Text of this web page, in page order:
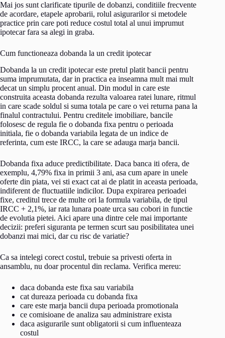
Mai jos sunt clarificate tipurile de dobanzi, conditiile frecvente
de acordare, etapele aprobarii, rolul asigurarilor si metodele
practice prin care poti reduce costul total al unui imprumut
ipotecar fara sa alegi in graba.
Cum functioneaza dobanda la un credit ipotecar
Dobanda la un credit ipotecar este pretul platit bancii pentru
suma imprumutata, dar in practica ea inseamna mult mai mult
decat un simplu procent anual. Din modul in care este
construita aceasta dobanda rezulta valoarea ratei lunare, ritmul
in care scade soldul si suma totala pe care o vei returna pana la
finalul contractului. Pentru creditele imobiliare, bancile
folosesc de regula fie o dobanda fixa pentru o perioada
initiala, fie o dobanda variabila legata de un indice de
referinta, cum este IRCC, la care se adauga marja bancii.
Dobanda fixa aduce predictibilitate. Daca banca iti ofera, de
exemplu, 4,79% fixa in primii 3 ani, asa cum apare in unele
oferte din piata, vei sti exact cat ai de platit in aceasta perioada,
indiferent de fluctuatiile indicilor. Dupa expirarea perioadei
fixe, creditul trece de multe ori la formula variabila, de tipul
IRCC + 2,1%, iar rata lunara poate urca sau cobori in functie
de evolutia pietei. Aici apare una dintre cele mai importante
decizii: preferi siguranta pe termen scurt sau posibilitatea unei
dobanzi mai mici, dar cu risc de variatie?
Ca sa intelegi corect costul, trebuie sa privesti oferta in
ansamblu, nu doar procentul din reclama. Verifica mereu:
daca dobanda este fixa sau variabila
cat dureaza perioada cu dobanda fixa
care este marja bancii dupa perioada promotionala
ce comisioane de analiza sau administrare exista
daca asigurarile sunt obligatorii si cum influenteaza
costul